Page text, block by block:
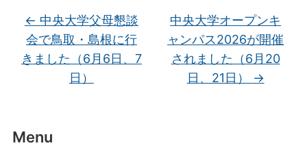
Menu
o
o
k
← 中央大学父母懇談
会で鳥取・島根に行
きました（6月6日、7
日）
中央大学オープンキ
ャンパス2026が開催
されました（6月20
日、21日）
→